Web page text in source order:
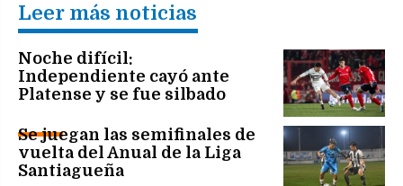
Leer más noticias
Noche difícil:
Independiente cayó ante
Platense y se fue silbado
Se juegan las semifinales de
vuelta del Anual de la Liga
Santiagueña